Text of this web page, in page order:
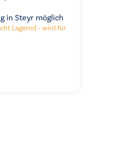
in Steyr möglich
Lagernd – wird für